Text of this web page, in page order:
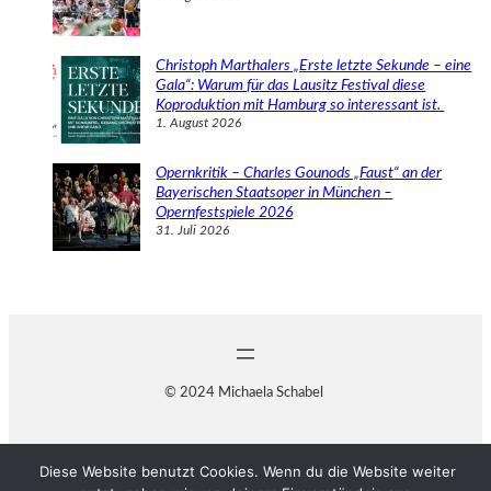
Christoph Marthalers „Erste letzte Sekunde – eine
Gala“: Warum für das Lausitz Festival diese
Koproduktion mit Hamburg so interessant ist.
1. August 2026
Opernkritik – Charles Gounods „Faust“ an der
Bayerischen Staatsoper in München –
Opernfestspiele 2026
31. Juli 2026
© 2024 Michaela Schabel
Diese Website benutzt Cookies. Wenn du die Website weiter